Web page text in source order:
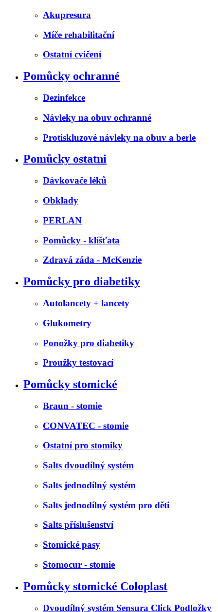
Akupresura
Míče rehabilitační
Ostatní cvičení
Pomůcky ochranné
Dezinfekce
Návleky na obuv ochranné
Protiskluzové návleky na obuv a berle
Pomůcky ostatni
Dávkovače léků
Obklady
PERLAN
Pomůcky - klíšťata
Zdravá záda - McKenzie
Pomůcky pro diabetiky
Autolancety + lancety
Glukometry
Ponožky pro diabetiky
Proužky testovací
Pomůcky stomické
Braun - stomie
CONVATEC - stomie
Ostatní pro stomiky
Salts dvoudílný systém
Salts jednodílný systém
Salts jednodílný systém pro děti
Salts příslušenství
Stomické pasy
Stomocur - stomie
Pomůcky stomické Coloplast
Dvoudílný systém Sensura Click Podložky